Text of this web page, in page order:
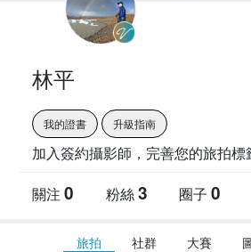
林平
我的證書 升級指南
加入簽約攝影師，完善您的旅拍標
關注 0 粉絲3 圈子0
旅拍 社群 大賽